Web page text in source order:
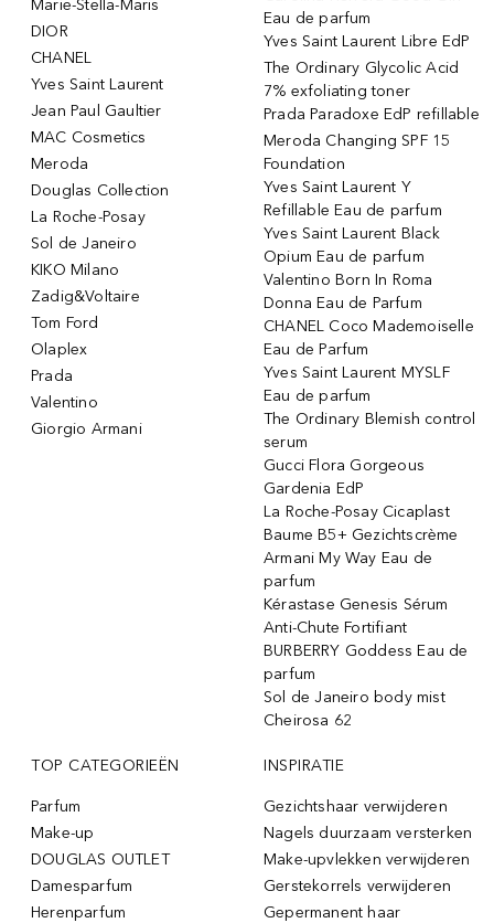
Marie-Stella-Maris
DIOR
CHANEL
Yves Saint Laurent
Jean Paul Gaultier
MAC Cosmetics
Meroda
Douglas Collection
La Roche-Posay
Sol de Janeiro
KIKO Milano
Zadig&Voltaire
Tom Ford
Olaplex
Prada
Valentino
Giorgio Armani
Eau de parfum
Yves Saint Laurent Libre EdP
The Ordinary Glycolic Acid
7% exfoliating toner
Prada Paradoxe EdP refillable
Meroda Changing SPF 15
Foundation
Yves Saint Laurent Y
Refillable Eau de parfum
Yves Saint Laurent Black
Opium Eau de parfum
Valentino Born In Roma
Donna Eau de Parfum
CHANEL Coco Mademoiselle
Eau de Parfum
Yves Saint Laurent MYSLF
Eau de parfum
The Ordinary Blemish control
serum
Gucci Flora Gorgeous
Gardenia EdP
La Roche-Posay Cicaplast
Baume B5+ Gezichtscrème
Armani My Way Eau de
parfum
Kérastase Genesis Sérum
Anti-Chute Fortifiant
BURBERRY Goddess Eau de
parfum
Sol de Janeiro body mist
Cheirosa 62
TOP CATEGORIEËN
Parfum
Make-up
DOUGLAS OUTLET
Damesparfum
Herenparfum
INSPIRATIE
Gezichtshaar verwijderen
Nagels duurzaam versterken
Make-upvlekken verwijderen
Gerstekorrels verwijderen
Gepermanent haar